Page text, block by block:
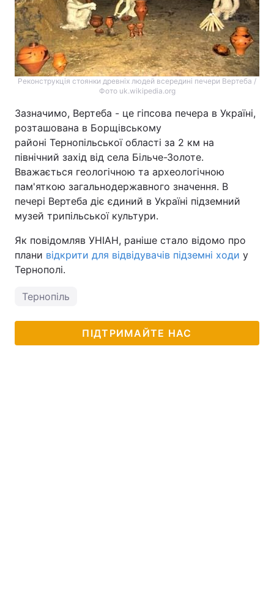
Реконструкція стоянки древніх людей всередині печери Вертеба /
Фото uk.wikipedia.org
Зазначимо, Вертеба - це гіпсова печера в Україні,
розташована в Борщівському
районі Тернопільської області за 2 км на
північний захід від села Більче-Золоте.
Вважається геологічною та археологічною
пам'яткою загальнодержавного значення. В
печері Вертеба діє єдиний в Україні підземний
музей трипільської культури.
Як повідомляв УНІАН, раніше стало відомо про
плани відкрити для відвідувачів підземні ходи у
Тернополі.
Тернопіль
ПІДТРИМАЙТЕ НАС